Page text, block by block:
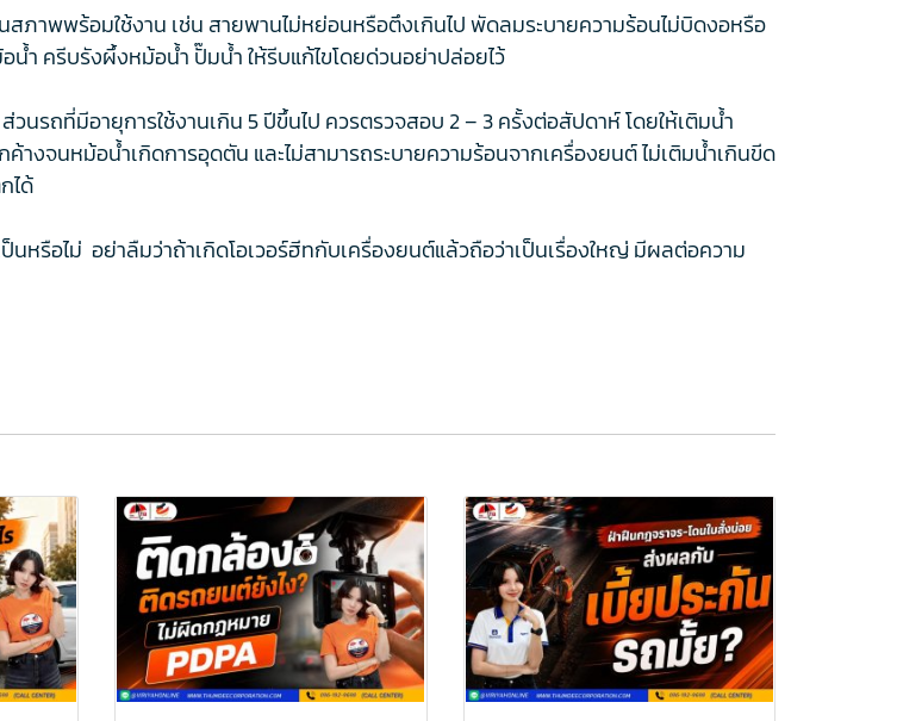
าพพร้อมใช้งาน เช่น สายพานไม่หย่อนหรือตึงเกินไป พัดลมระบายความร้อนไม่บิดงอหรือ
ำ ครีบรังผึ้งหม้อน้ำ ปั๊มน้ำ ให้รีบแก้ไขโดยด่วนอย่าปล่อยไว้
นรถที่มีอายุการใช้งานเกิน 5 ปีขึ้นไป ควรตรวจสอบ 2 – 3 ครั้งต่อสัปดาห์ โดยให้เติมน้ำ
งจนหม้อน้ำเกิดการอุดตัน และไม่สามารถระบายความร้อนจากเครื่องยนต์ ไม่เติมน้ำเกินขีด
ได้
รือไม่ อย่าลืมว่าถ้าเกิดโอเวอร์ฮีทกับเครื่องยนต์แล้วถือว่าเป็นเรื่องใหญ่ มีผลต่อความ